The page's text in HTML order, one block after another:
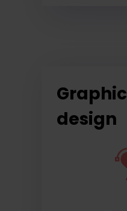
Graphic
design